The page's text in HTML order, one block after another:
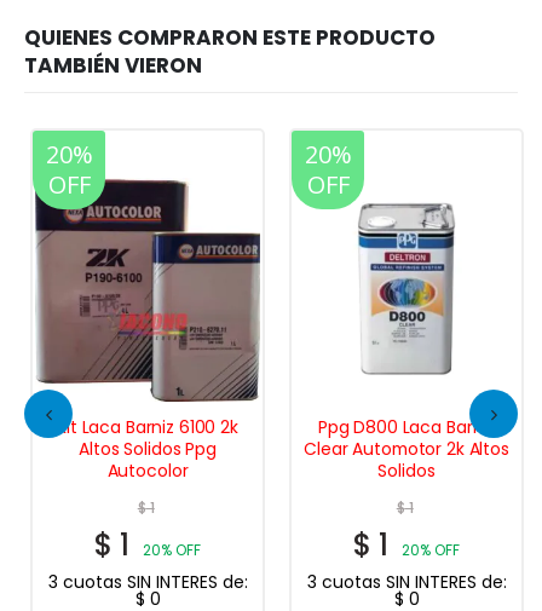
20%
OFF
Kit Laca Barniz 6100 2k
Altos Solidos Ppg
Autocolor
$1
$ 1 20% OFF
3 cuotas SIN INTERES de:
$ 0
20%
OFF
Ppg D800 Laca Barniz
Clear Automotor 2k Altos
Solidos
$1
$ 1 20% OFF
3 cuotas SIN INTERES de:
$ 0